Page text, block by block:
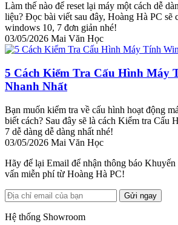
Làm thế nào để reset lại máy một cách dễ
liệu? Đọc bài viết sau đây, Hoàng Hà PC sẽ
windows 10, 7 đơn giản nhé!
03/05/2026 Mai Văn Học
5 Cách Kiểm Tra Cấu Hình Máy
Nhanh Nhất
Bạn muốn kiểm tra về cấu hình hoạt động
biết cách? Sau đây sẽ là cách Kiểm tra Cấu
7 dễ dàng dễ dàng nhất nhé!
03/05/2026 Mai Văn Học
Hãy để lại Email để nhận thông báo Khuyến
vấn miễn phí từ Hoàng Hà PC!
Gửi ngay
Hệ thống Showroom